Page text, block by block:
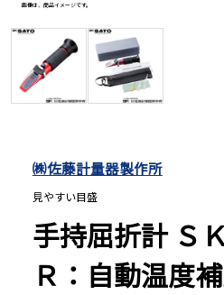
濃度・環境測定
色々な計測器
画像は、商品イメージです。
㈱佐藤計量器製作所
見やすい目盛
手持屈折計 Ｓ
Ｒ：自動温度